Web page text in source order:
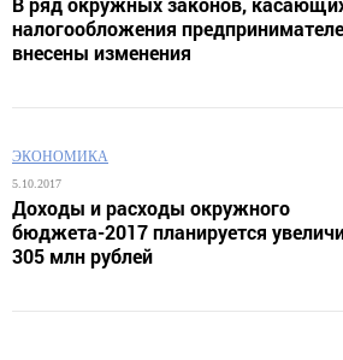
налогообложения
внесены изменения
ЭКОНОМИКА
5.10.2017
Доходы и расходы окружного
бюджета-2017 планируется
305 млн рублей